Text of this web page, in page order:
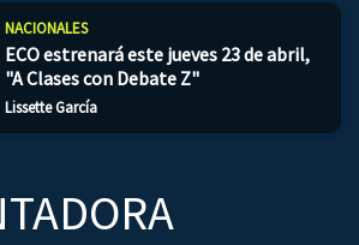
NACIONALES
ECO estrenará este jueves 23 de abril,
"A Clases con Debate Z"
Lissette García